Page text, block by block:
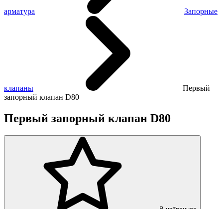
арматура Запорные
клапаны
Первый
запорный клапан D80
Первый запорный клапан D80